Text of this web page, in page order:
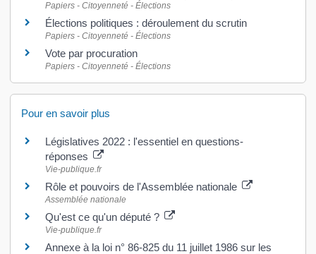
Papiers - Citoyenneté - Élections
Élections politiques : déroulement du scrutin
Papiers - Citoyenneté - Élections
Vote par procuration
Papiers - Citoyenneté - Élections
Pour en savoir plus
Législatives 2022 : l'essentiel en questions-
réponses
Vie-publique.fr
Rôle et pouvoirs de l'Assemblée nationale
Assemblée nationale
Qu'est ce qu'un député ?
Vie-publique.fr
Annexe à la loi n° 86-825 du 11 juillet 1986 sur les